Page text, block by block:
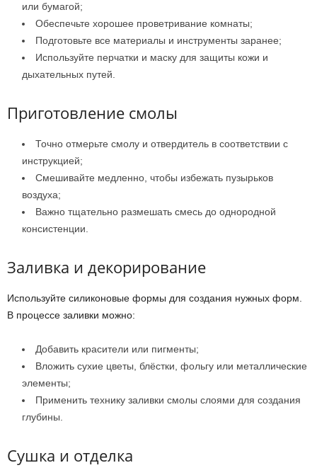
или бумагой;
Обеспечьте хорошее проветривание комнаты;
Подготовьте все материалы и инструменты заранее;
Используйте перчатки и маску для защиты кожи и
дыхательных путей.
Приготовление смолы
Точно отмерьте смолу и отвердитель в соответствии с
инструкцией;
Смешивайте медленно, чтобы избежать пузырьков
воздуха;
Важно тщательно размешать смесь до однородной
консистенции.
Заливка и декорирование
Используйте силиконовые формы для создания нужных форм.
В процессе заливки можно:
Добавить красители или пигменты;
Вложить сухие цветы, блёстки, фольгу или металлические
элементы;
Применить технику заливки смолы слоями для создания
глубины.
Сушка и отделка